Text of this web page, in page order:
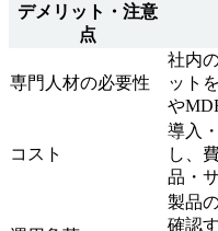
デメリット・注意
点
専門人材の必要性
社内
ット
や
コスト
導入
し、
品・
製品
確認